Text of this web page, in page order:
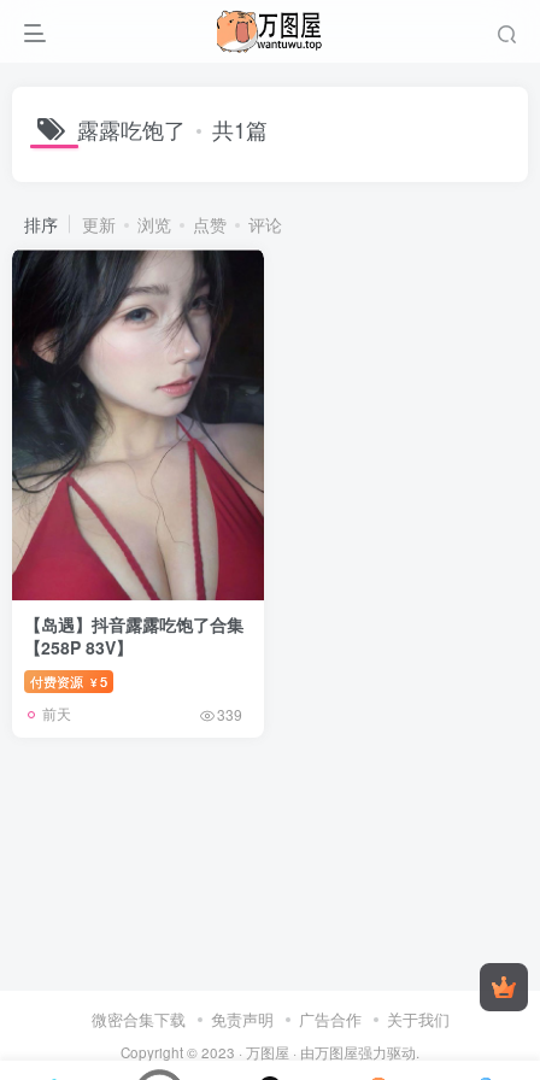
露露吃饱了 共1篇
排序 更新 浏览 点赞 评论
【岛遇】抖音露露吃饱了合集
【258P 83V】
付费资源 ¥5
前天 339
微密合集下载 免责声明 广告合作 关于我们
Copyright © 2023 · 万图屋 · 由万图屋强力驱动.